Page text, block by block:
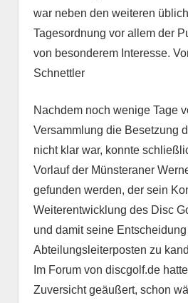
war neben den weiteren
Tagesordnung vor allem der
von besonderem Interesse.
Schnettler
Nachdem noch wenige Tage
Versammlung die Besetzung
nicht klar war, konnte
Vorlauf der Münsteraner
gefunden werden, der sein
Weiterentwicklung des Disc
und damit seine
Abteilungsleiterposten zu
Im Forum von discgolf.de
Zuversicht geäußert, schon